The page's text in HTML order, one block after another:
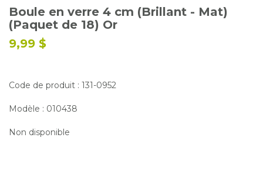
Nous joindre
Boule en verre 4 cm (Brillant - Mat)
(Paquet de 18) Or
9,99 $
Code de produit : 131-0952
Modèle : 010438
Non disponible